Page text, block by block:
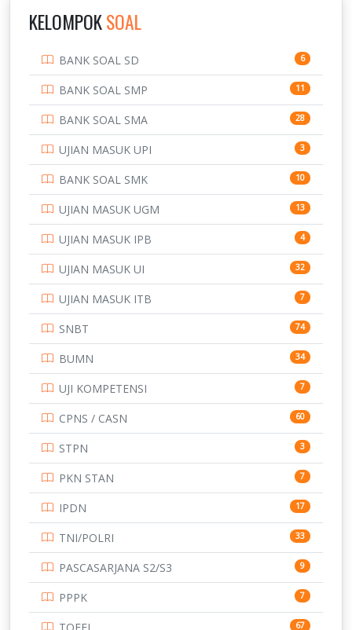
3
169
7
PTDI STTD 4
133
SMA 146
SMK 231
SMP 134
STIP 2
153
345
UNIVERSITAS AIRLANGGA 15
16
15
15
14
14
UNIVERSITAS CENDRAWASIH 14
15
KELOMPOKSOAL
BANK SOAL SD 6
BANK SOAL SMP 11
BANK SOAL SMA 28
UJIAN MASUK UPI 3
BANK SOAL SMK 10
UJIAN MASUK UGM 13
UJIAN MASUK IPB 4
UJIAN MASUK UI 32
UJIAN MASUK ITB 7
SNBT 74
BUMN 34
UJI KOMPETENSI 7
CPNS / CASN 60
STPN 3
PKN STAN 7
IPDN 17
TNI/POLRI 33
PASCASARJANA S2/S3 9
PPPK 7
TOEFL 67